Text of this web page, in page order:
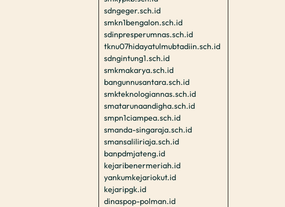
sdngeger.sch.id
smkn1bengalon.sch.id
sdinpresperumnas.sch.id
tknu07hidayatulmubtadiin.sch.id
sdngintung1.sch.id
smkmakarya.sch.id
bangunnusantara.sch.id
smkteknologiannas.sch.id
smatarunaandigha.sch.id
smpn1ciampea.sch.id
smanda-singaraja.sch.id
smansaliliriaja.sch.id
banpdmjateng.id
kejaribenermeriah.id
yankumkejariokut.id
kejaripgk.id
dinaspop-polman.id